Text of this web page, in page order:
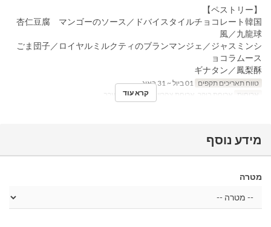
【ペストリー】
杏仁豆腐 マンゴーのソース／ドバイスタイルチョコレート韓国
風／九龍球
ごま団子／ロイヤルミルクティのブランマンジェ／ジャスミンシ
ョコラムース
ギナタン／鳳梨酥
טווח תאריכים תקפים
ארוחות ארוחת בוקר, ארוחת צהריים, תה, ארוחת ערב
קרא עוד
מידע נוסף
מטרה